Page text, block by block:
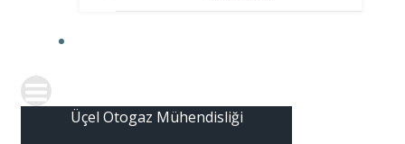
Üçel Otogaz Mühendisliği